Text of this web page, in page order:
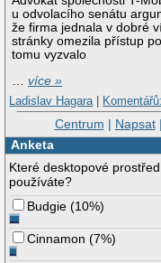
u odvolacího senátu
že firma jednala v dobré
stránky omezila přístup
tomu vyzvalo
…více »
Ladislav Hagara |
Centrum | Napsat|
Anketa
Které desktopové
používáte?
Budgie (10%)
Cinnamon (7%)